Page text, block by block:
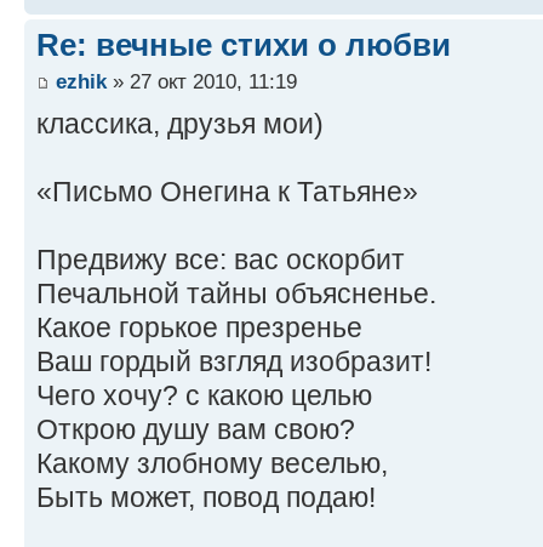
Re: вечные стихи о любви
ezhik » 27 окт 2010, 11:19
классика, друзья мои)
«Письмо Онегина к Татьяне»
Предвижу все: вас оскорбит
Печальной тайны объясненье.
Какое горькое презренье
Ваш гордый взгляд изобразит!
Чего хочу? с какою целью
Открою душу вам свою?
Какому злобному веселью,
Быть может, повод подаю!